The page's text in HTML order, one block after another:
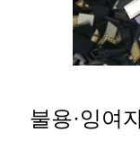
불용·잉여